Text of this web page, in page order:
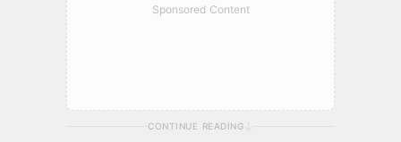
Sponsored Content
CONTINUE READING